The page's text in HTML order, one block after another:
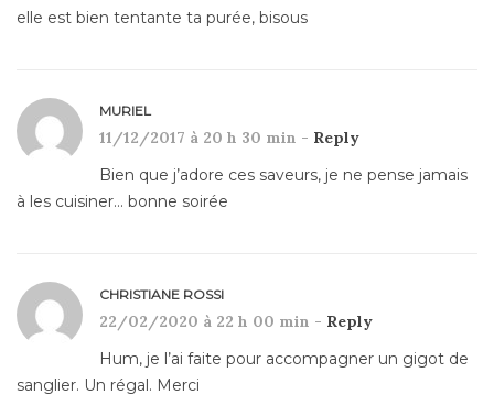
elle est bien tentante ta purée, bisous
MURIEL
11/12/2017 à 20 h 30 min - Reply
Bien que j’adore ces saveurs, je ne pense jamais
à les cuisiner… bonne soirée
CHRISTIANE ROSSI
22/02/2020 à 22 h 00 min - Reply
Hum, je l’ai faite pour accompagner un gigot de
sanglier. Un régal. Merci